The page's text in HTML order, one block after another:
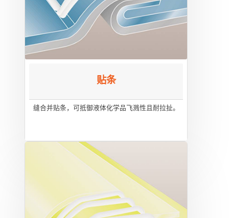
贴条
缝合并贴条，可抵御液体化学品飞溅性且耐拉扯。